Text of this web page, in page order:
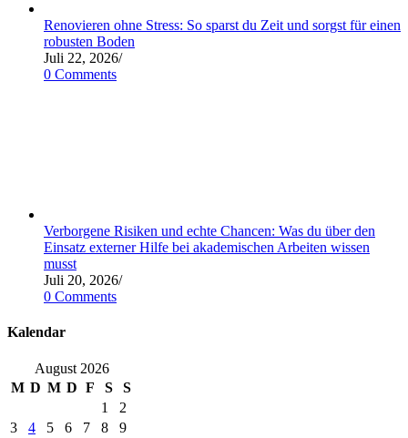
Renovieren ohne Stress: So sparst du Zeit und sorgst für einen
robusten Boden
Juli 22, 2026/
0 Comments
Verborgene Risiken und echte Chancen: Was du über den
Einsatz externer Hilfe bei akademischen Arbeiten wissen
musst
Juli 20, 2026/
0 Comments
Kalendar
August 2026
M D M D F S
S
1
2
3
4 5 6 7 8
9